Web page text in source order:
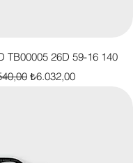
TB00005 26D 59-16 140
Fiyatİndirimli Fiyat
₺6.032,00